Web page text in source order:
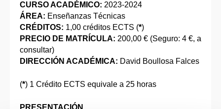
CURSO ACADÉMICO: 2023-2024
ÁREA: Enseñanzas Técnicas
CRÉDITOS: 1,00 créditos ECTS (*)
PRECIO DE MATRÍCULA: 200,00 € (Seguro: 4 €, a
consultar)
DIRECCIÓN ACADÉMICA: David Boullosa Falces
(*) 1 Crédito ECTS equivale a 25 horas
PRESENTACIÓN